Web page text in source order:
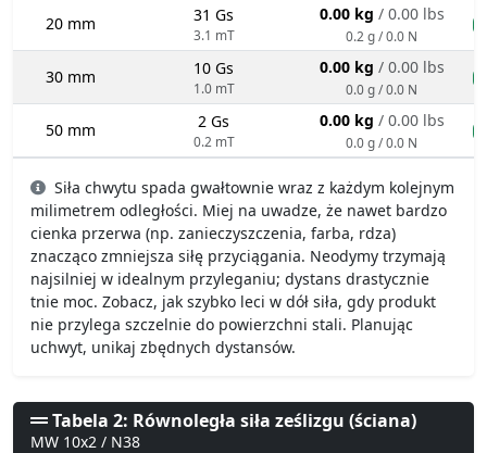
20 mm 31 Gs
3.1 mT
0.00 kg / 0.00 lbs
0.2 g / 0.0 N
30 mm 10 Gs
1.0 mT
0.00 kg / 0.00 lbs
0.0 g / 0.0 N
50 mm 2 Gs
0.2 mT
0.00 kg / 0.00 lbs
0.0 g / 0.0 N
Siła chwytu spada gwałtownie wraz z każdym kolejnym
milimetrem odległości. Miej na uwadze, że nawet bardzo
cienka przerwa (np. zanieczyszczenia, farba, rdza)
znacząco zmniejsza siłę przyciągania. Neodymy trzymają
najsilniej w idealnym przyleganiu; dystans drastycznie
tnie moc. Zobacz, jak szybko leci w dół siła, gdy produkt
nie przylega szczelnie do powierzchni stali. Planując
uchwyt, unikaj zbędnych dystansów.
Tabela 2: Równoległa siła ześlizgu (ściana)
MW 10x2 / N38